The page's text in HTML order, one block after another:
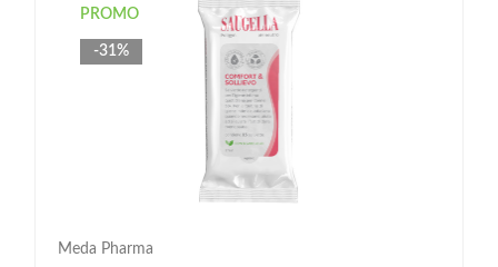
PROMO
-31%
Meda Pharma